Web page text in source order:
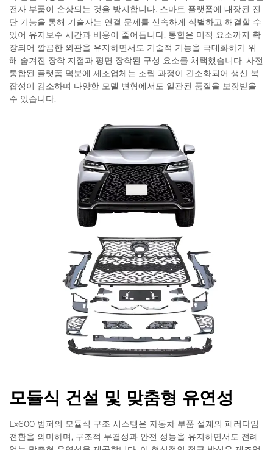
전자 부품이 손상되는 것을 방지합니다. 스마트 플랫폼에 내장된 진
단 기능을 통해 기술자는 연결 문제를 신속하게 식별하고 해결할 수
있어 유지보수 시간과 비용이 줄어듭니다. 통합은 미적 요소까지 확
장되어 깔끔한 외관을 유지하면서도 기술적 기능을 극대화하기 위
해 숨겨진 장착 지점과 평면 장착된 구성 요소를 채택했습니다. 사전
통합된 플랫폼 덕분에 제조업체는 조립 과정이 간소화되어 생산 복
잡성이 감소하며 다양한 모델 변형에서도 일관된 품질을 보장받을
수 있습니다.
모듈식 건설 및 맞춤형 유연성
Lx600 범퍼의 모듈식 구조 시스템은 자동차 부품 설계의 패러다임
전환을 의미하며, 구조적 무결성과 안전 성능을 유지하면서도 전례